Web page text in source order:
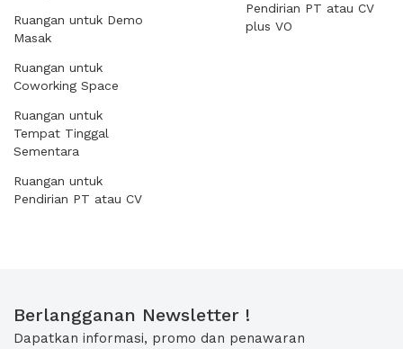
Ruangan untuk Demo
Masak
Ruangan untuk
Coworking Space
Ruangan untuk
Tempat Tinggal
Sementara
Ruangan untuk
Pendirian PT atau CV
Pendirian PT atau CV
plus VO
Berlangganan Newsletter !
Dapatkan informasi, promo dan penawaran